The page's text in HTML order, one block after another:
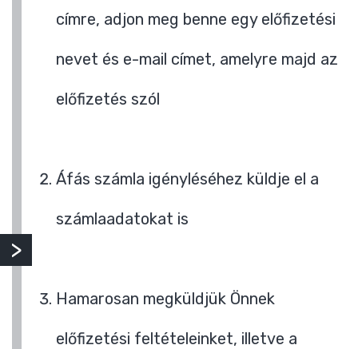
címre, adjon meg benne egy előfizetési
nevet és e-mail címet, amelyre majd az
előfizetés szól
Áfás számla igényléséhez küldje el a
számlaadatokat is
Hamarosan megküldjük Önnek
előfizetési feltételeinket, illetve a